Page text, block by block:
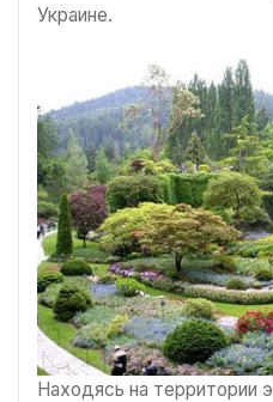
Украине.
Находясь на территории